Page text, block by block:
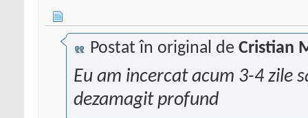
Postat în original de Cristian
Eu am incercat acum 3-4 zile
dezamagit profund